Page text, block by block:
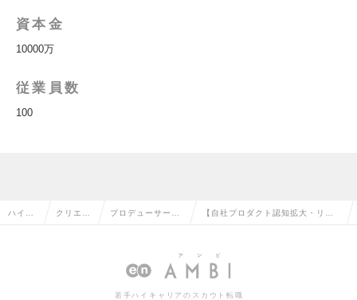
資本金
10000万
従業員数
100
ハイク クリエイ プロデューサー・
の他）の転職
【自社プロダクト認知拡大・リー
ティング担当の求人情報
若手ハイキャリアのスカウト転職